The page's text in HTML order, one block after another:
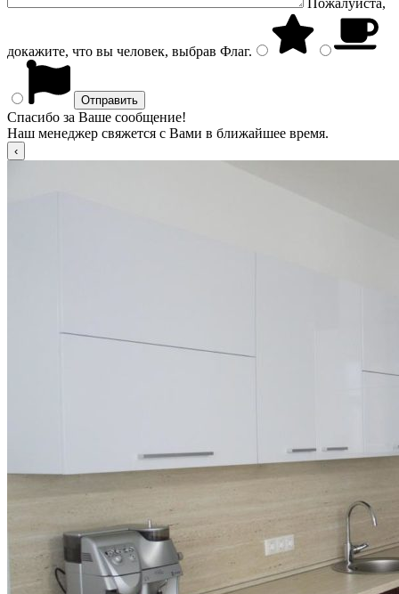
Пожалуйста,
докажите, что вы человек, выбрав Флаг.
Спасибо за Ваше сообщение!
Наш менеджер свяжется с Вами в ближайшее время.